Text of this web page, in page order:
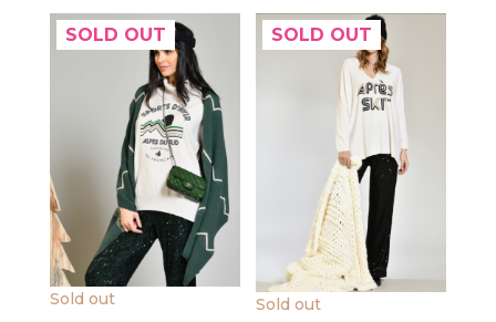
SOLD OUT
Sold out
SOLD OUT
Sold out